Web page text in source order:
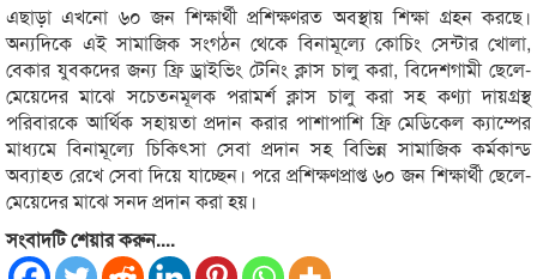
এছাড়া এখনো ৬০ জন শিক্ষার্থী প্রশিক্ষণরত অবস্থায় শিক্ষা গ্রহন করছে।
অন্যদিকে এই সামাজিক সংগঠন থেকে বিনামূল্যে কোচিং সেন্টার খোলা,
বেকার যুবকদের জন্য ফ্রি ড্রাইভিং টেনিং ক্লাস চালু করা, বিদেশগামী ছেলে-
মেয়েদের মাঝে সচেতনমূলক পরামর্শ ক্লাস চালু করা সহ কণ্যা দায়গ্রস্থ
পরিবারকে আর্থিক সহায়তা প্রদান করার পাশাপাশি ফ্রি মেডিকেল ক্যাম্পের
মাধ্যমে বিনামূল্যে চিকিৎসা সেবা প্রদান সহ বিভিন্ন সামাজিক কর্মকান্ড
অব্যাহত রেখে সেবা দিয়ে যাচ্ছেন। পরে প্রশিক্ষণপ্রাপ্ত ৬০ জন শিক্ষার্থী ছেলে-
মেয়েদের মাঝে সনদ প্রদান করা হয়।
সংবাদটি শেয়ার করুন....